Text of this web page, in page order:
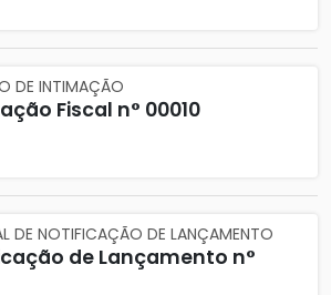
DE INTIMAÇÃO
Fiscal n° 00010
NOTIFICAÇÃO DE LANÇAMENTO
de Lançamento n°